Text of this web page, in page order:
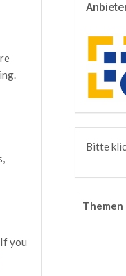
you
Bitte
Themen